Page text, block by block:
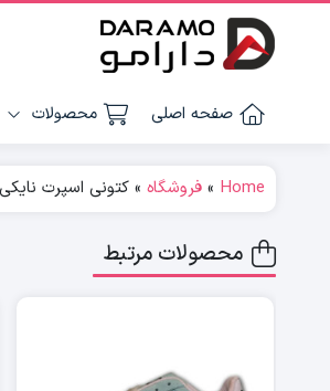
صفحه اصلی محصولات
Home
» فروشگاه» کتونی اسپرت
محصولات مرتبط